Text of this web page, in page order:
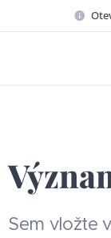
Sem vložte